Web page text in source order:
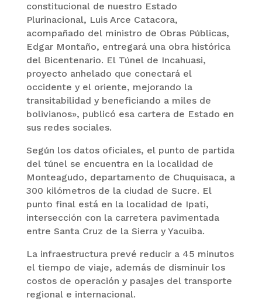
constitucional de nuestro Estado
Plurinacional, Luis Arce Catacora,
acompañado del ministro de Obras Públicas,
Edgar Montaño, entregará una obra histórica
del Bicentenario. El Túnel de Incahuasi,
proyecto anhelado que conectará el
occidente y el oriente, mejorando la
transitabilidad y beneficiando a miles de
bolivianos», publicó esa cartera de Estado en
sus redes sociales.
Según los datos oficiales, el punto de partida
del túnel se encuentra en la localidad de
Monteagudo, departamento de Chuquisaca, a
300 kilómetros de la ciudad de Sucre. El
punto final está en la localidad de Ipati,
intersección con la carretera pavimentada
entre Santa Cruz de la Sierra y Yacuiba.
La infraestructura prevé reducir a 45 minutos
el tiempo de viaje, además de disminuir los
costos de operación y pasajes del transporte
regional e internacional.